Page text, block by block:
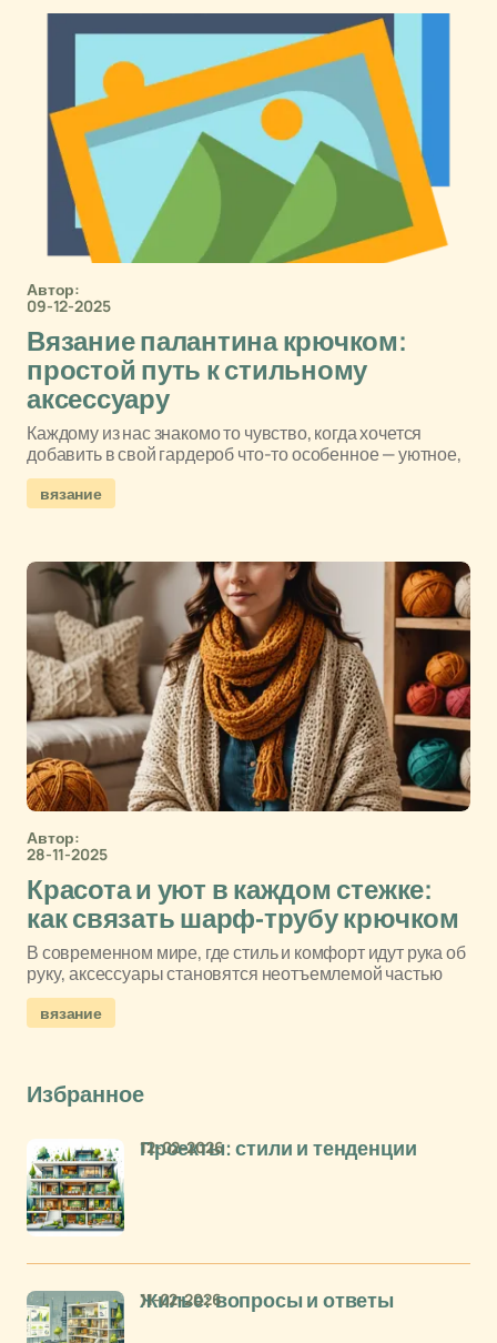
Автор:
09-12-2025
Вязание палантина крючком:
простой путь к стильному
аксессуару
Каждому из нас знакомо то чувство, когда хочется
добавить в свой гардероб что-то особенное — уютное,
вязание
Автор:
28-11-2025
Красота и уют в каждом стежке:
как связать шарф-трубу крючком
В современном мире, где стиль и комфорт идут рука об
руку, аксессуары становятся неотъемлемой частью
вязание
Избранное
Проекты: стили и тенденции
12-02-2026
Жилье: вопросы и ответы
11-02-2026